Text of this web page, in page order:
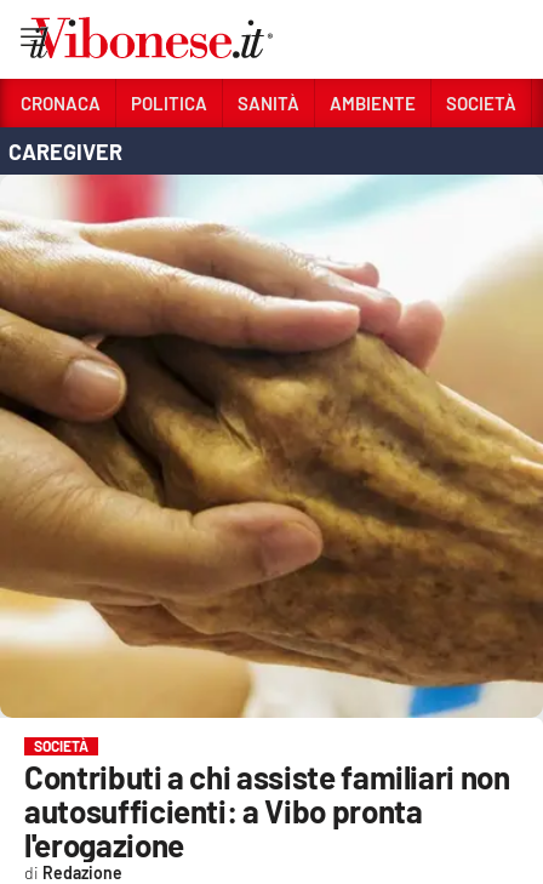
Sezioni
POLITICA
SANITÀ
AMBIENTE
SOCIETÀ
CULTURA
ECONOMIA E LAVORO
SPORT
LAC TV
LAC NETWORK
LAC ONAIR
CRONACA POLITICA SANITÀ AMBIENTE SOCIETÀ
CAREGIVER
SOCIETÀ
Contributi a chi assiste familiari non
autosufficienti: a Vibo pronta
l'erogazione
Redazione